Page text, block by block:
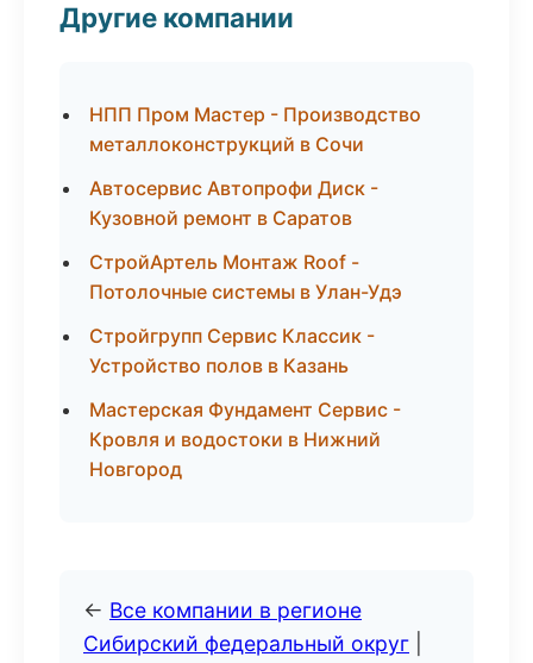
Другие компании
НПП Пром Мастер - Производство
металлоконструкций в Сочи
Автосервис Автопрофи Диск -
Кузовной ремонт в Саратов
СтройАртель Монтаж Roof -
Потолочные системы в Улан-Удэ
Стройгрупп Сервис Классик -
Устройство полов в Казань
Мастерская Фундамент Сервис -
Кровля и водостоки в Нижний
Новгород
← Все компании в регионе
Сибирский федеральный округ